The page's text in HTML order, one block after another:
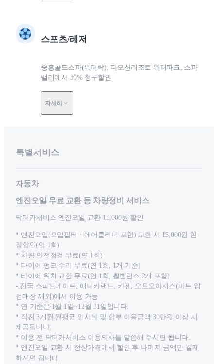
스포츠/레저
중흥골드스파(워터락), 디오션리조트 워터파크, 스파
밸리에서 30% 청구할인
자세히
특별서비스
자동차
엔진오일 무료 교환 등 차량정비 서비스
닥터카서비스 엔진오일 교환 15,000원 할인
* 엔진오일(오일필터ㆍ에어클리너 포함) 교환 시 15,000원 현
장할인(연 1회)
* 차량 안전점검 무료(연 1회)
* 타이어 펑크 수리 무료(연 1회, 1개 기준)
* 타이어 위치 교환 무료(연 1회, 휠밸런스 2개 포함)
- 전국 스피드메이트, 애니카랜드, 카젠, 오토오아시스(마트 입
점매장 제외)에서 이용 가능
* 연 기준은 1월 1일~12월 31일입니다.
* 직전 3개월 월평균 일시불 및 할부 이용금액 30만원 이상 시
제공됩니다.
* 이용 전 닥터카서비스 이용의사를 말씀해 주시면 됩니다.
* 엔진오일 교환 시 정상가격에서 할인 후 나머지 금액만 결제
하시면 됩니다.